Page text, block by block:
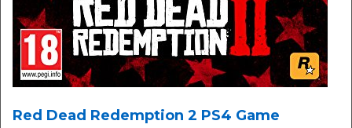
Red Dead Redemption 2 PS4 Game